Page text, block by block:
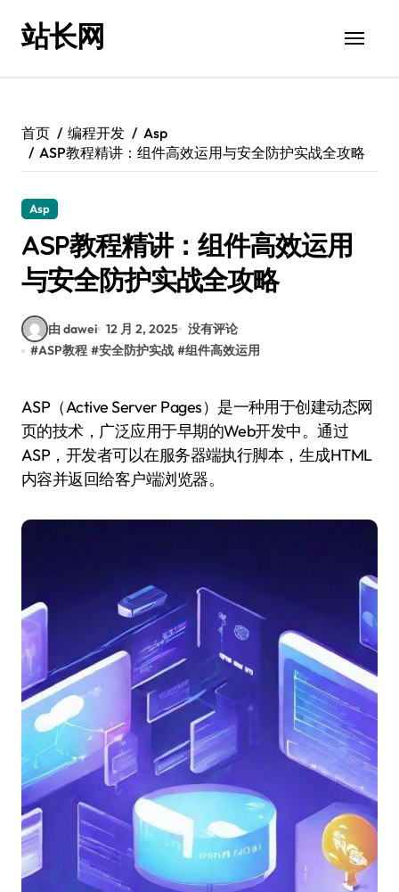
站长网
首页 编程开发
Asp
ASP教程精讲：组件高效运用与安全防护实战全攻略
Asp
ASP教程精讲：组件高效运用
与安全防护实战全攻略
由 dawei 12 月 2, 2025 没有评论
#ASP教程 #安全防护实战 #组件高效运用
ASP（Active Server Pages）是一种用于创建动态网
页的技术，广泛应用于早期的Web开发中。通过
ASP，开发者可以在服务器端执行脚本，生成HTML
内容并返回给客户端浏览器。